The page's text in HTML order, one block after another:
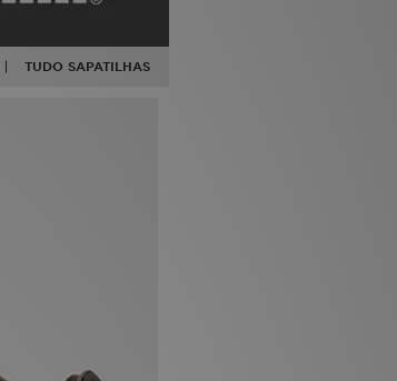
TUDO SAPATILHAS